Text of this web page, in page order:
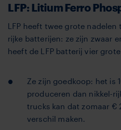
LFP: Litium Ferro
LFP heeft twee grote
rijke batterijen: ze zijn zwaar
heeft de LFP batterij vier
Ze zijn goedkoop: het is
produceren dan nikkel-
trucks kan dat zomaar €
verschil maken.